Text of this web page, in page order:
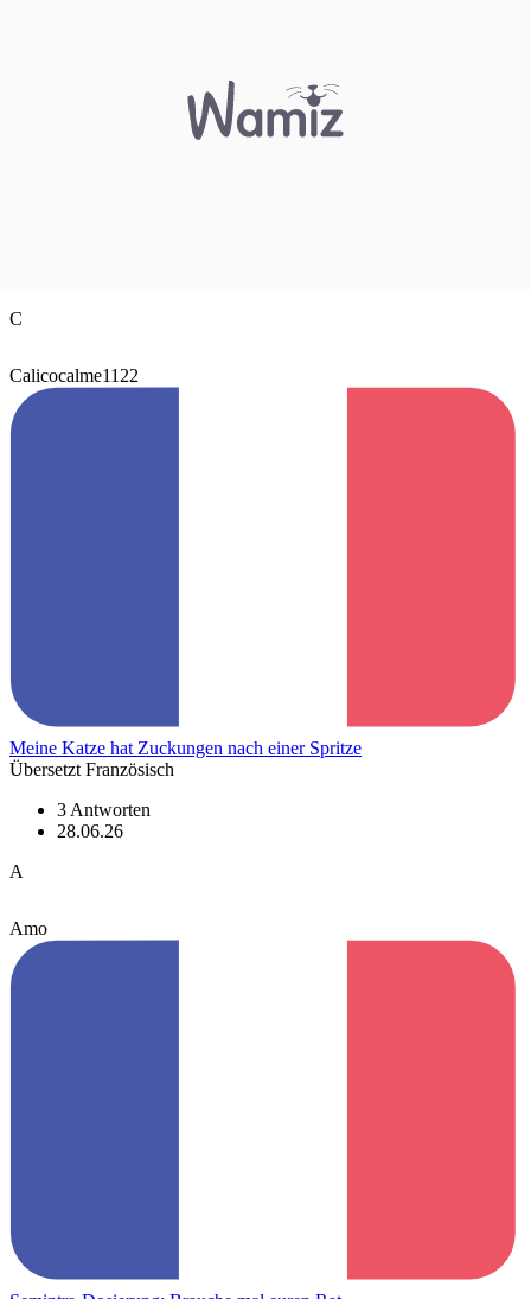
C
Calicocalme1122
Meine Katze hat Zuckungen nach einer Spritze
Übersetzt Französisch
3 Antworten
28.06.26
A
Amo